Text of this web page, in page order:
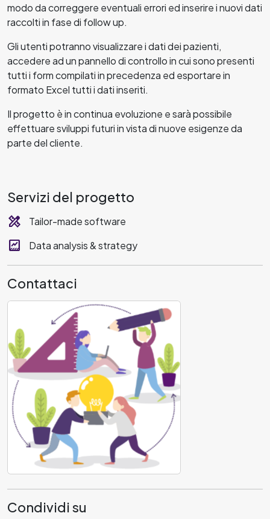
modo da correggere eventuali errori ed inserire i nuovi dati
raccolti in fase di follow up.
Gli utenti potranno visualizzare i dati dei pazienti,
accedere ad un pannello di controllo in cui sono presenti
tutti i form compilati in precedenza ed esportare in
formato Excel tutti i dati inseriti.
Il progetto è in continua evoluzione e sarà possibile
effettuare sviluppi futuri in vista di nuove esigenze da
parte del cliente.
Servizi del progetto
design_services
Tailor-made software
data_thresholding Data analysis & strategy
Contattaci
Condividi su